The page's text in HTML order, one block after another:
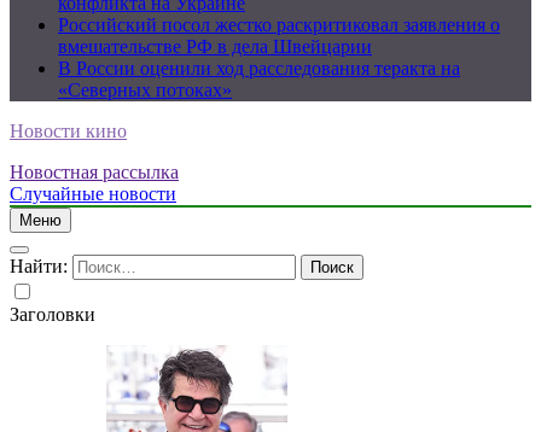
Российский посол жестко раскритиковал заявления о
вмешательстве РФ в дела Швейцарии
В России оценили ход расследования теракта на
«Северных потоках»
Новости кино
Новостная рассылка
Случайные новости
Меню
Найти:
Заголовки